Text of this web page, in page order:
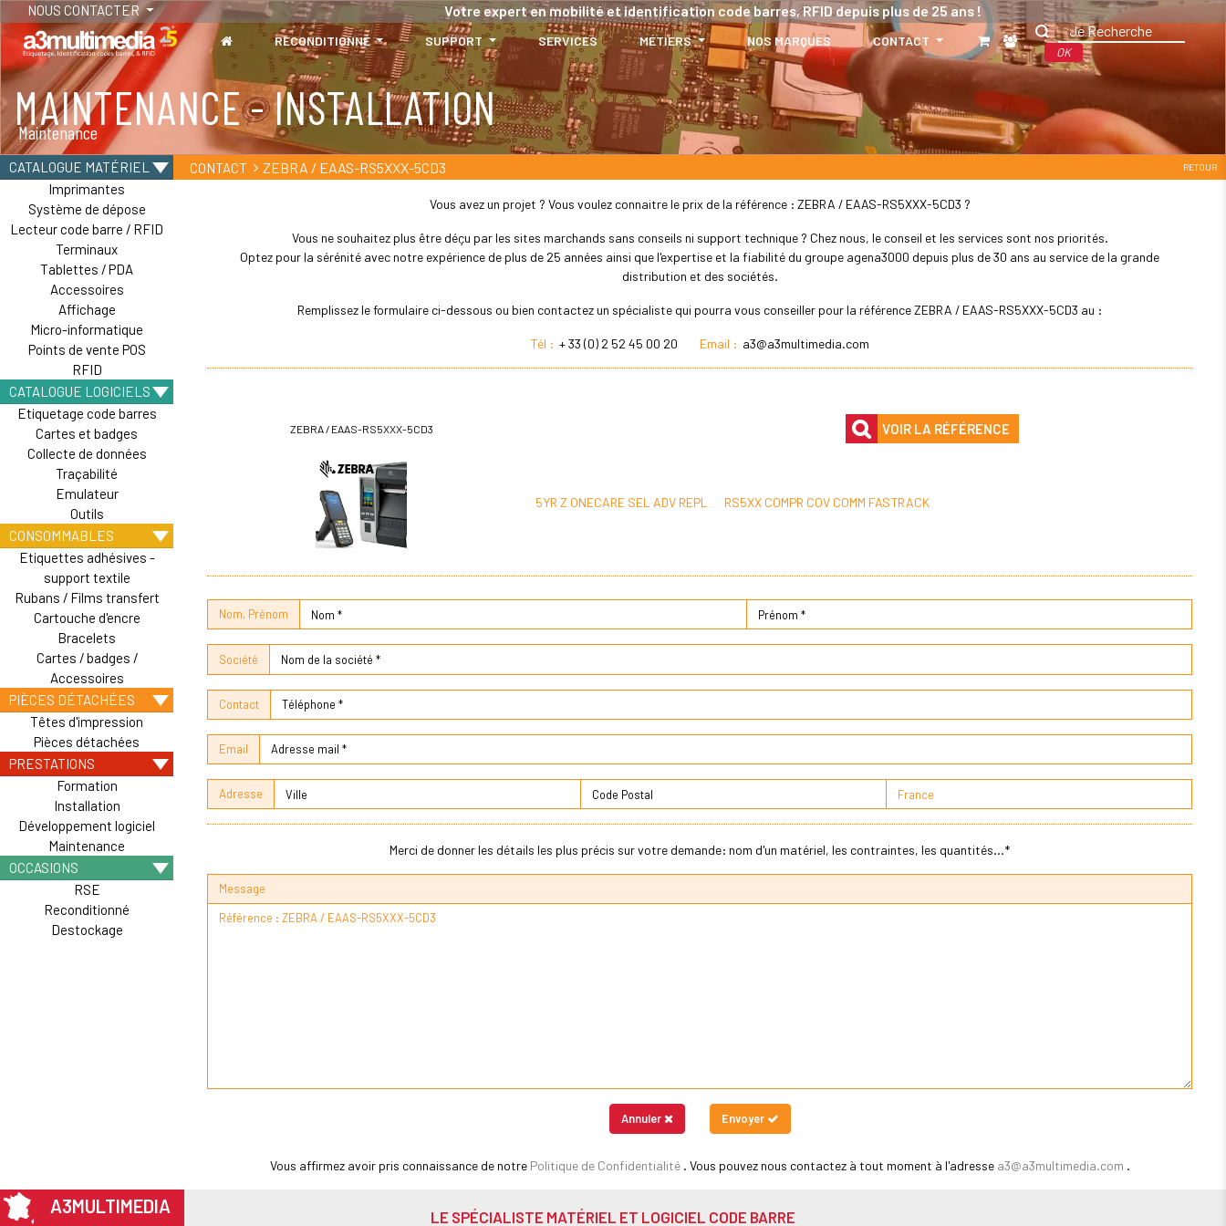
NOUS CONTACTER Votre expert en mobilité et identification code barres, RFID depuis plus de 25 ans !
RECONDITIONNÉ SUPPORT SERVICES MÉTIERS NOS MARQUES CONTACT
OK
MAINTENANCE - INSTALLATION
Maintenance
CATALOGUE MATÉRIEL
Imprimantes
Système de dépose
Lecteur code barre / RFID
Terminaux
Tablettes / PDA
Accessoires
Affichage
Micro-informatique
Points de vente POS
RFID
CATALOGUE LOGICIELS
Etiquetage code barres
Cartes et badges
Collecte de données
Traçabilité
Emulateur
Outils
CONSOMMABLES
Etiquettes adhésives -
support textile
Rubans / Films transfert
Cartouche d'encre
Bracelets
Cartes / badges /
Accessoires
PIÈCES DÉTACHÉES
Têtes d'impression
Pièces détachées
PRESTATIONS
Formation
Installation
Développement logiciel
Maintenance
OCCASIONS
RSE
Reconditionné
Destockage
CONTACT ZEBRA / EAAS-RS5XXX-5CD3 RETOUR
Vous avez un projet ? Vous voulez connaitre le prix de la référence : ZEBRA / EAAS-RS5XXX-5CD3 ?
Vous ne souhaitez plus être déçu par les sites marchands sans conseils ni support technique ? Chez nous, le conseil et les services sont nos priorités.
Optez pour la sérénité avec notre expérience de plus de 25 années ainsi que l'expertise et la fiabilité du groupe agena3000 depuis plus de 30 ans au service de la grande
distribution et des sociétés.
Remplissez le formulaire ci-dessous ou bien contactez un spécialiste qui pourra vous conseiller pour la référence ZEBRA / EAAS-RS5XXX-5CD3 au :
Tél : + 33 (0) 2 52 45 00 20 Email : a3@a3multimedia.com
ZEBRA / EAAS-RS5XXX-5CD3 VOIR LA RÉFÉRENCE
5YR Z ONECARE SEL ADV REPL RS5XX COMPR COV COMM FASTRACK
Nom, Prénom
Société
Contact
Email
Adresse
Merci de donner les détails les plus précis sur votre demande: nom d'un matériel, les contraintes, les quantités...*
Message
Annuler Envoyer
Vous affirmez avoir pris connaissance de notre Politique de Confidentialité . Vous pouvez nous contactez à tout moment à l'adresse a3@a3multimedia.com .
A3MULTIMEDIA LE SPÉCIALISTE MATÉRIEL ET LOGICIEL CODE BARRE